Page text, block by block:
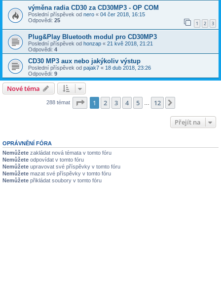
výměna radia CD30 za CD30MP3 - OP COM
Poslední příspěvek od nero « 04 čer 2018, 16:15
Odpovědi: 25 1 2 3
Plug&Play Bluetooth modul pro CD30MP3
Poslední příspěvek od honzap « 21 kvě 2018, 21:21
Odpovědi: 4
CD30 MP3 aux nebo jakýkoliv výstup
Poslední příspěvek od pajak7 « 18 dub 2018, 23:26
Odpovědi: 9
Nové téma
288 témat Stránka z 12
1 2 3 4 5 12
Přejít na
OPRÁVNĚNÍ FÓRA
Nemůžete zakládat nová témata v tomto fóru
Nemůžete odpovídat v tomto fóru
Nemůžete upravovat své příspěvky v tomto fóru
Nemůžete mazat své příspěvky v tomto fóru
Nemůžete přikládat soubory v tomto fóru